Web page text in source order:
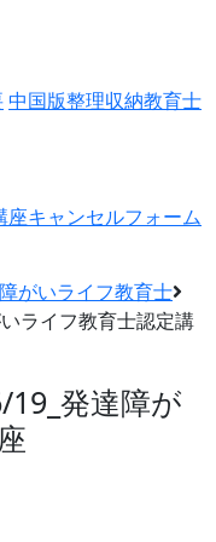
中国版整理収納教育士
座キャンセルフォーム
がいライフ教育士
ライフ教育士認定講
19_発達障が